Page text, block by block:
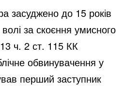
засуджено до 15 років
за скоєння умисного
ч. 2 ст. 115 КК
обвинувачення у
перший заступник